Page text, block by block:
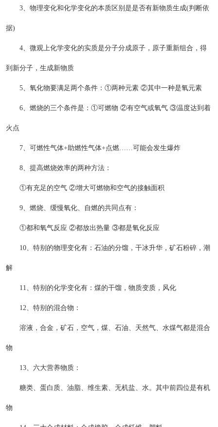
3、物理变化和化学变化的本质区别是是否有新物质生成(判断依
据)
4、微观上化学变化的实质是分子分成原子，原子重新组合，得
到新分子，生成新物质
5、氧化物要满足两个条件：①两种元素 ②其中一种是氧元素
6、燃烧的三个条件是：①可燃物 ②有空气或氧气 ③温度达到着
火点
7、可燃性气体+助燃性气体+点燃……可能会发生爆炸
8、提高燃烧效率的两种方法：
①有充足的空气 ②增大可燃物和空气的接触面积
9、燃烧、缓慢氧化、自燃的共同点有：
①都和氧气反应 ②都放出热量 ③都是氧化反应
10、特别的物理变化有：石油的分馏，干冰升华，矿石粉碎，潮
解
11、特别的化学变化有：煤的干馏，物质变质，风化
12、特别的混合物：
溶液，合金，矿石，空气，煤、石油、天然气、水煤气都是混合
物
13、六大营养物质：
糖类、蛋白质、油脂、维生素、无机盐、水。其中前四位是有机
物